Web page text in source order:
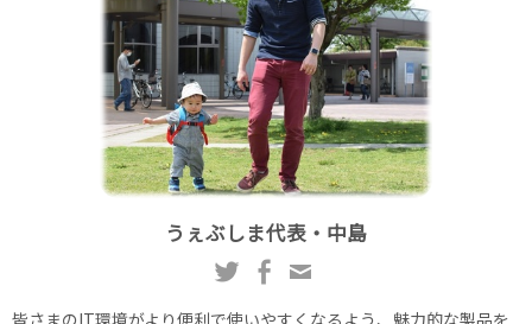
うぇぶしま代表・中島